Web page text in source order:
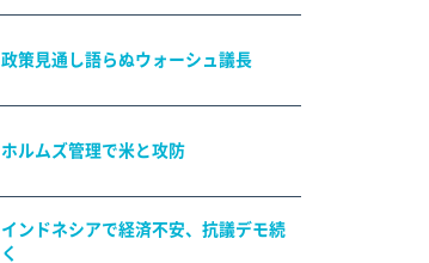
政策見通し語らぬウォーシュ議長
ホルムズ管理で米と攻防
インドネシアで経済不安、抗議デモ続
く